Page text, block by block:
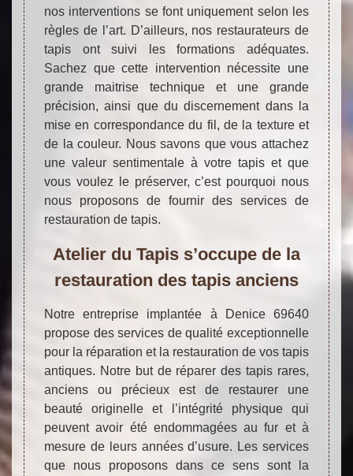
nos interventions se font uniquement selon les
règles de l’art. D’ailleurs, nos restaurateurs de
tapis ont suivi les formations adéquates.
Sachez que cette intervention nécessite une
grande maitrise technique et une grande
précision, ainsi que du discernement dans la
mise en correspondance du fil, de la texture et
de la couleur. Nous savons que vous attachez
une valeur sentimentale à votre tapis et que
vous voulez le préserver, c’est pourquoi nous
nous proposons de fournir des services de
restauration de tapis.
Atelier du Tapis s’occupe de la
restauration des tapis anciens
Notre entreprise implantée à Denice 69640
propose des services de qualité exceptionnelle
pour la réparation et la restauration de vos tapis
antiques. Notre but de réparer des tapis rares,
anciens ou précieux est de restaurer une
beauté originelle et l’intégrité physique qui
peuvent avoir été endommagées au fur et à
mesure de leurs années d’usure. Les services
que nous proposons dans ce sens sont la